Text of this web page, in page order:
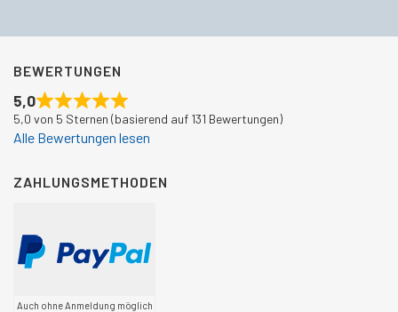
BEWERTUNGEN
5,0
5,0 von 5 Sternen (basierend auf 131 Bewertungen)
Alle Bewertungen lesen
ZAHLUNGSMETHODEN
Auch ohne Anmeldung möglich